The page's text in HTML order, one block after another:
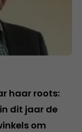
haar roots:
dit jaar de
om